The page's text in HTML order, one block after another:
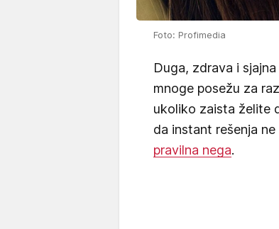
Foto: Profimedia
Duga, zdrava i
mnoge posežu za
ukoliko zaista želite
da instant rešenja
pravilna nega.